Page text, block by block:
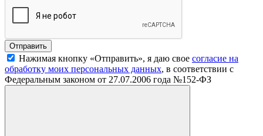
Нажимая кнопку «Отправить», я даю свое согласие на
обработку моих персональных данных, в соответствии с
Федеральным законом от 27.07.2006 года №152-ФЗ